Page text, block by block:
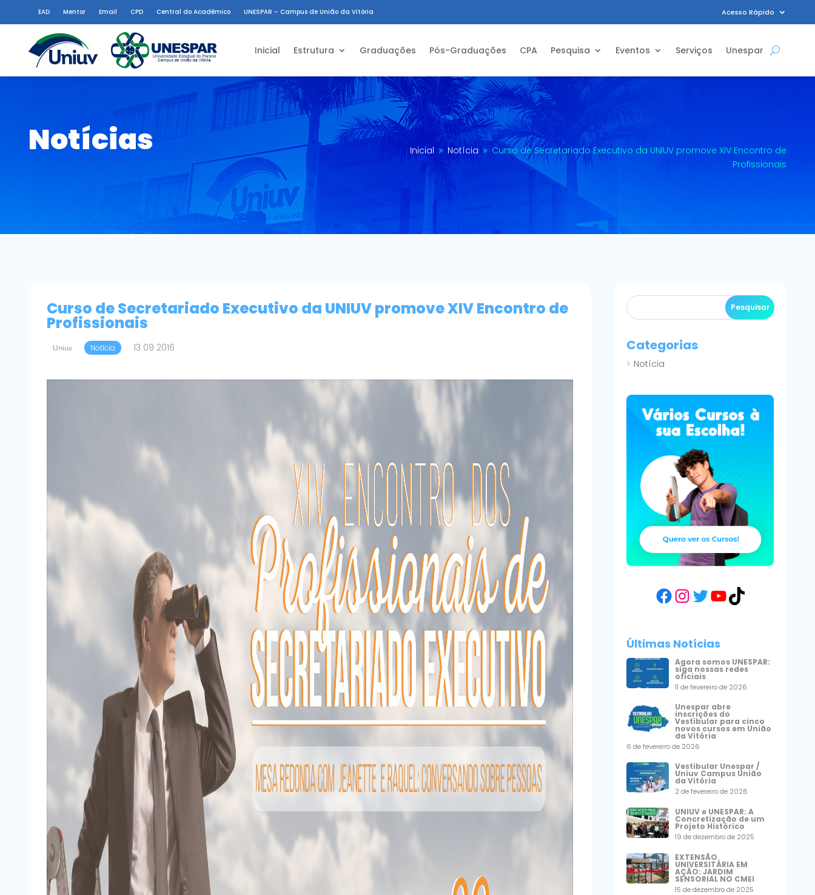
EAD Mentor Email CPD Central do Acadêmico UNESPAR – Campus de União da Vitória Acesso Rápido
Inicial Estrutura Graduações Pós-Graduações CPA Pesquisa Eventos Serviços Unespar
Notícias Inicial 9 Notícia 9 Curso de Secretariado Executivo da UNIUV promove XIV Encontro de
Profissionais
Curso de Secretariado Executivo da UNIUV promove XIV Encontro de
Profissionais
Uniuv Notícia 13 09 2016 Categorias
Notícia
Facebook
Instagram
Twitter
YouTube
TikTok
Últimas Notícias
Agora somos UNESPAR:
siga nossas redes
oficiais
11 de fevereiro de 2026
Unespar abre
inscrições do
Vestibular para cinco
novos cursos em União
da Vitória
6 de fevereiro de 2026
Vestibular Unespar /
Uniuv Campus União
da Vitória
2 de fevereiro de 2026
UNIUV e UNESPAR: A
Concretização de um
Projeto Histórico
19 de dezembro de 2025
EXTENSÃO
UNIVERSITÁRIA EM
AÇÃO: JARDIM
SENSORIAL NO CMEI
15 de dezembro de 2025